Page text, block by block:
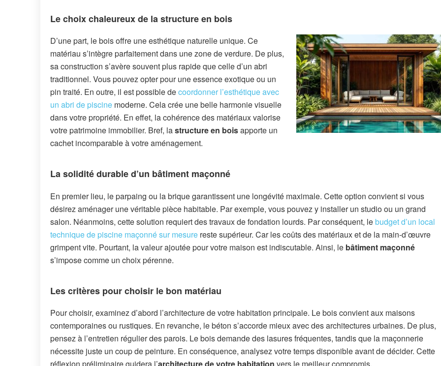
Le choix chaleureux de la structure en bois
D’une part, le bois offre une esthétique naturelle unique. Ce
matériau s’intègre parfaitement dans une zone de verdure. De plus,
sa construction s’avère souvent plus rapide que celle d’un abri
traditionnel. Vous pouvez opter pour une essence exotique ou un
pin traité. En outre, il est possible decoordonner l’esthétique avec
un abri de piscine moderne. Cela crée une belle harmonie visuelle
dans votre propriété. En effet, la cohérence des matériaux valorise
votre patrimoine immobilier. Bref, lastructure en boisapporte un
cachet incomparable à votre aménagement.
La solidité durable d’un bâtiment maçonné
En premier lieu, le parpaing ou la brique garantissent une longévité maximale. Cette option convient si vous
désirez aménager une véritable pièce habitable. Par exemple, vous pouvez y installer un studio ou un grand
salon. Néanmoins, cette solution requiert des travaux de fondation lourds. Par conséquent, lebudget d’un local
technique de piscine maçonné sur mesure reste supérieur. Car les coûts des matériaux et de la main-d’œuvre
grimpent vite. Pourtant, la valeur ajoutée pour votre maison est indiscutable. Ainsi, le bâtiment maçonné
s’impose comme un choix pérenne.
Les critères pour choisir le bon matériau
Pour choisir, examinez d’abord l’architecture de votre habitation principale. Le bois convient aux maisons
contemporaines ou rustiques. En revanche, le béton s’accorde mieux avec des architectures urbaines. De plus,
pensez à l’entretien régulier des parois. Le bois demande des lasures fréquentes, tandis que la maçonnerie
nécessite juste un coup de peinture. En conséquence, analysez votre temps disponible avant de décider. Cette